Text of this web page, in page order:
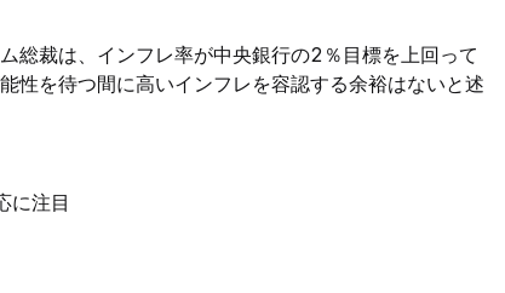
総裁は、インフレ率が中央銀行の2％目標を上回って
性を待つ間に高いインフレを容認する余裕はないと述
に注目